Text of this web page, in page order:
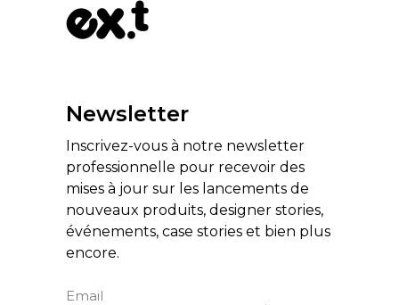
Newsletter
Inscrivez-vous à notre newsletter
professionnelle pour recevoir des
mises à jour sur les lancements de
nouveaux produits, designer stories,
événements, case stories et bien plus
encore.